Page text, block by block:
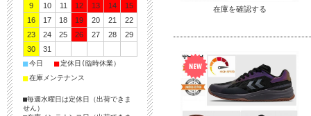
在庫を確認する
9
10 11 12 13 14
15
16
17 18 19 20 21
22
23
24 25 26 27 28
29
30
31
■今日 ■定休日(臨時休業）
■在庫メンテナンス
■毎週水曜日は定休日（出荷できま
せん）